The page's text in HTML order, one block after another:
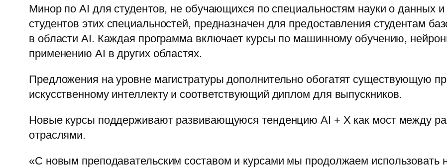
Минор по AI для студентов, не обучающихся по специальностям науки о данных
студентов этих специальностей, предназначен для предоставления студентам
в области AI. Каждая программа включает курсы по машинному обучению,
применению AI в других областях.
Предложения на уровне магистратуры дополнительно обогатят существующую
искусственному интеллекту и соответствующий диплом для выпускников.
Новые курсы поддерживают развивающуюся тенденцию AI + X как мост между
отраслями.
«С новым преподавательским составом и курсами мы продолжаем использовать